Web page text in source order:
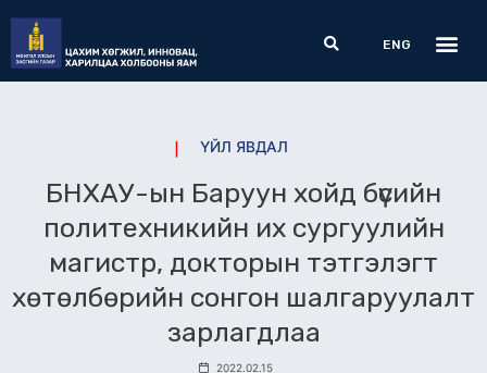
content
Search
ENG
ҮЙЛ ЯВДАЛ
БНХАУ-ын Баруун хойд бүсийн
политехникийн их сургуулийн
магистр, докторын тэтгэлэгт
хөтөлбөрийн сонгон шалгаруулалт
зарлагдлаа
2022.02.15